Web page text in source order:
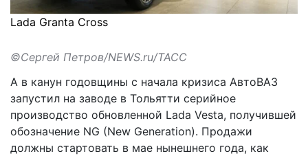
Lada Granta Cross
©Сергей Петров/NEWS.ru/ТАСС
А в канун годовщины c начала кризиса АвтоВАЗ
запустил на заводе в Тольятти серийное
производство обновленной Lada Vesta, получившей
обозначение NG (New Generation). Продажи
должны стартовать в мае нынешнего года, как